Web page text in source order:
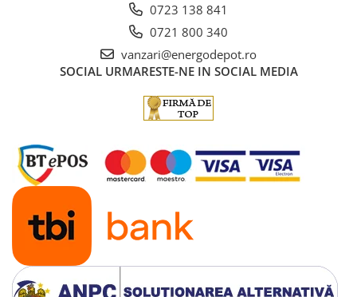
0723 138 841
0721 800 340
vanzari@energodepot.ro
SOCIAL URMARESTE-NE IN SOCIAL MEDIA